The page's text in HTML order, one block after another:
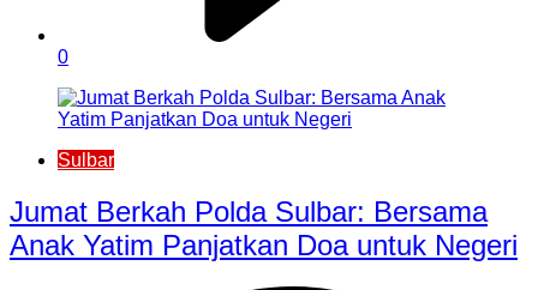
0
Sulbar
Jumat Berkah Polda Sulbar: Bersama
Anak Yatim Panjatkan Doa untuk Negeri